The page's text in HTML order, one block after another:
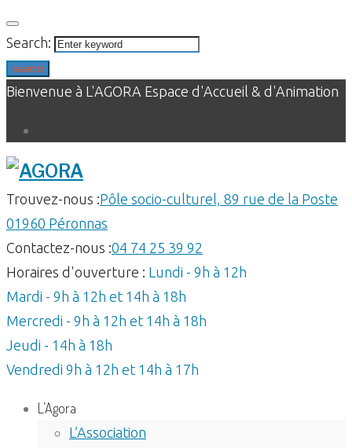
Skip
to
content
Search:
search
Bienvenue à L'AGORA Espace d'Accueil & d'Animation
Trouvez-nous :Pôle socio-culturel, 89 rue de la Poste
01960 Péronnas
Contactez-nous :04 74 25 39 92
Horaires d'ouverture : Lundi - 9h à 12h
Mardi - 9h à 12h et 14h à 18h
Mercredi - 9h à 12h et 14h à 18h
Jeudi - 14h à 18h
Vendredi 9h à 12h et 14h à 17h
L’Agora
L’Association